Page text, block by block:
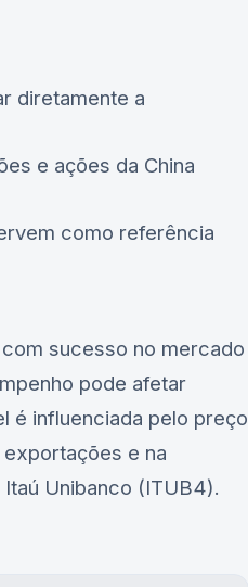
diretamente a
e ações da China
como referência
sucesso no mercado
pode afetar
é influenciada pelo preço
e na
Itaú Unibanco (ITUB4).